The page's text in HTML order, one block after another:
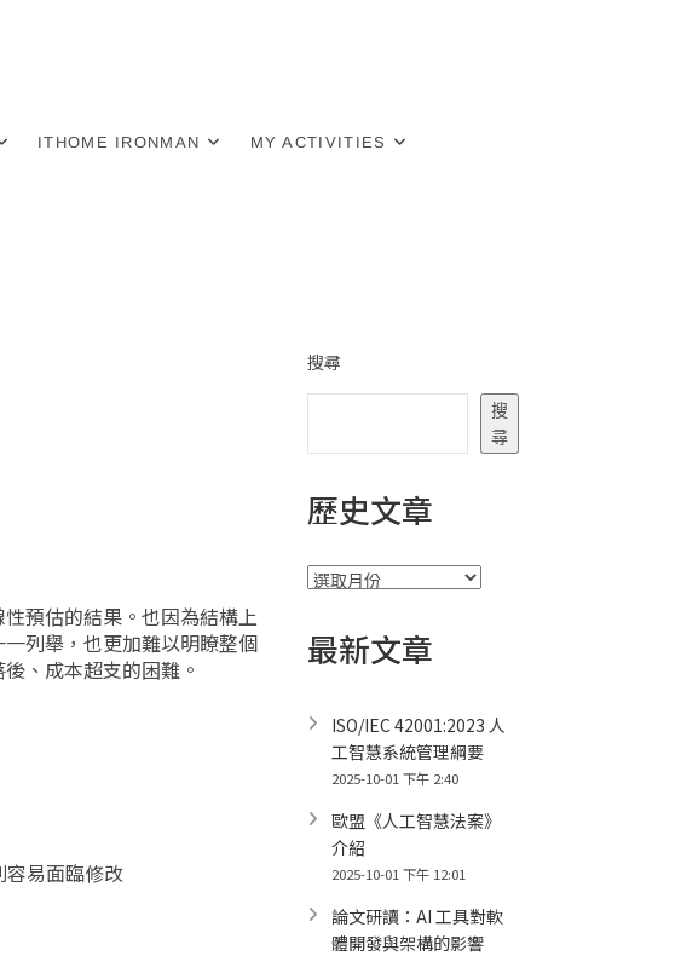
ITHOME IRONMAN MY ACTIVITIES
預估的結果。也因為結構上
列舉，也更加難以明瞭整個
、成本超支的困難。
容易面臨修改
搜尋
搜
尋
歷史文章
彙
最新文章
ISO/IEC 42001:2023 人
工智慧系統管理綱要
2025-10-01 下午 2:40
歐盟《人工智慧法案》
介紹
2025-10-01 下午 12:01
論文研讀：AI 工具對軟
體開發與架構的影響